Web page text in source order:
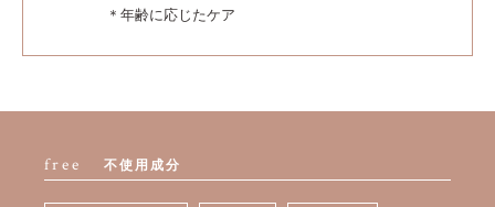
＊年齢に応じたケア
free 不使用成分